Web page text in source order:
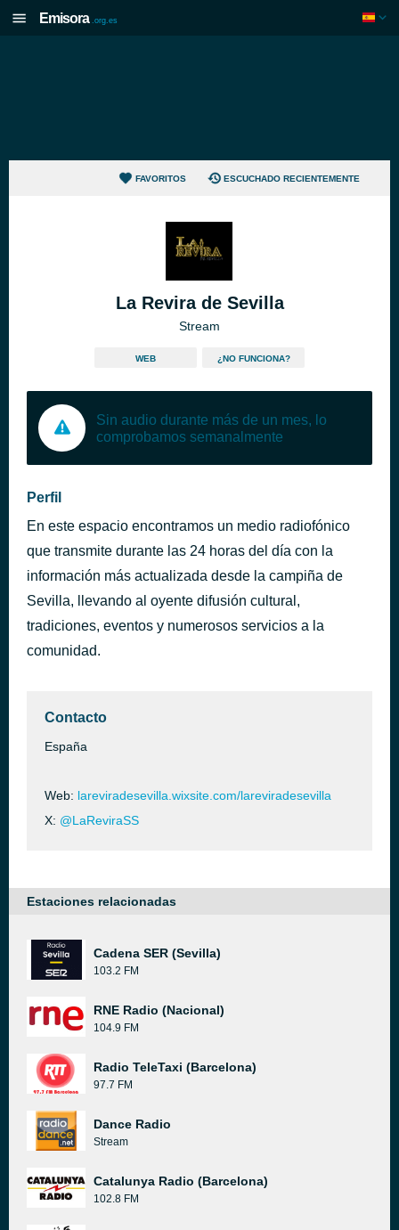
Emisora .org.es
FAVORITOS ESCUCHADO RECIENTEMENTE
La Revira de Sevilla
Stream
WEB ¿NO FUNCIONA?
Sin audio durante más de un mes, lo
comprobamos semanalmente
Perfil
En este espacio encontramos un medio radiofónico
que transmite durante las 24 horas del día con la
información más actualizada desde la campiña de
Sevilla, llevando al oyente difusión cultural,
tradiciones, eventos y numerosos servicios a la
comunidad.
Contacto
España
Web: lareviradesevilla.wixsite.com/lareviradesevilla
X: @LaReviraSS
Estaciones relacionadas
Cadena SER (Sevilla)
103.2 FM
RNE Radio (Nacional)
104.9 FM
Radio TeleTaxi (Barcelona)
97.7 FM
Dance Radio
Stream
Catalunya Radio (Barcelona)
102.8 FM